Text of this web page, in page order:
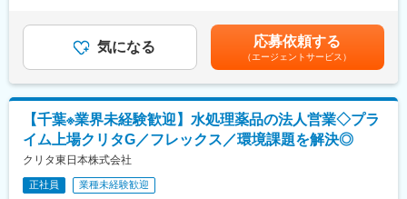
直近5年で市場全体が大幅に拡大し、今後も成長余地は大きいと見
込まれています。
■当社について：
当社はキムチを中心とした韓国食品の製造・輸入販売を行う、創
業50年以上のキムチ専業メーカーです。日本人の味覚に合うキム
チを追求し続け、乳酸菌研究や発酵技術の進化に取り組んできま
した。
近年は健康志向や韓国食ブームを背景に業績がさらに拡大し、直
取得したデータの整理や考察、資料作成などを本社側で実施いた
します。
す。
（テーマ例）加熱殺菌（日持ち延長技術）の研究開発
レトルト食品・加熱加工食品の 物性評価（加熱による劣化分析）
最適な熱処理条件（温度・時間・圧力等）の探索
品質劣化を抑えるための 添加物・処方検討
加熱条件 × 物性変化のメカニズム解明
回（7月・12月）賃金はあくまでも目安の金額であり、選考を通
じて上下する可能性があります。月給(月額)は固定手当を含めた表
記です。
気になる 応募依頼する
（エージェントサービス）
【千葉※業界未経験歓迎】水処理薬品の法人営業◇プラ
イム上場クリタG／フレックス／環境課題を解決◎
クリタ東日本株式会社
正社員 業種未経験歓迎